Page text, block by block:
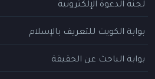
لجنة الدعوة الإلكترونية
بوابة الكويت للتعريف بالإسلام
بوابة الباحث عن الحقيقة